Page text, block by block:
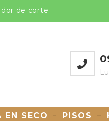
de corte
EN SECO PISOS